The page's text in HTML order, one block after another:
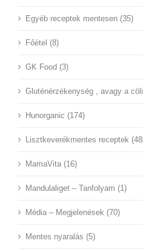
Egyéb receptek mentesen (35)
Főétel (8)
GK Food (3)
Gluténérzékenység , avagy a
Hunorganic (174)
Lisztkeverékmentes receptek
MamaVita (16)
Mandulaliget – Tanfolyam (1)
Média – Megjelenések (70)
Mentes nyaralás (5)